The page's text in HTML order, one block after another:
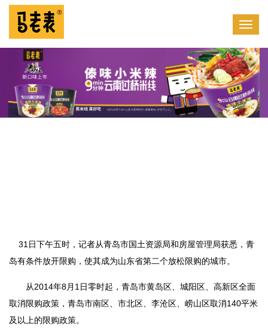
31日下午五时，记者从青岛市国土资源局和房屋管理局获悉，青
岛有条件放开限购，使其成为山东省第二个放松限购的城市。
从2014年8月1日零时起，青岛市黄岛区、城阳区、高新区全面
取消限购政策，青岛市南区、市北区、李沧区、崂山区取消140平米
及以上的限购政策。